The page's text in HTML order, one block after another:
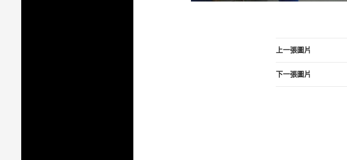
上一張圖片
下一張圖片